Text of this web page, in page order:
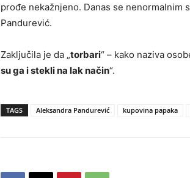
prođe nekažnjeno. Danas se nenormalnim
Pandurević.
Zaključila je da „torbari“ – kako naziva
su ga i stekli na lak način“.
TAGS Aleksandra Pandurević kupovina papaka